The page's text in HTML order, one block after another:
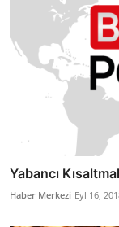
Yabancı
Haber Merkezi Eyl 16,